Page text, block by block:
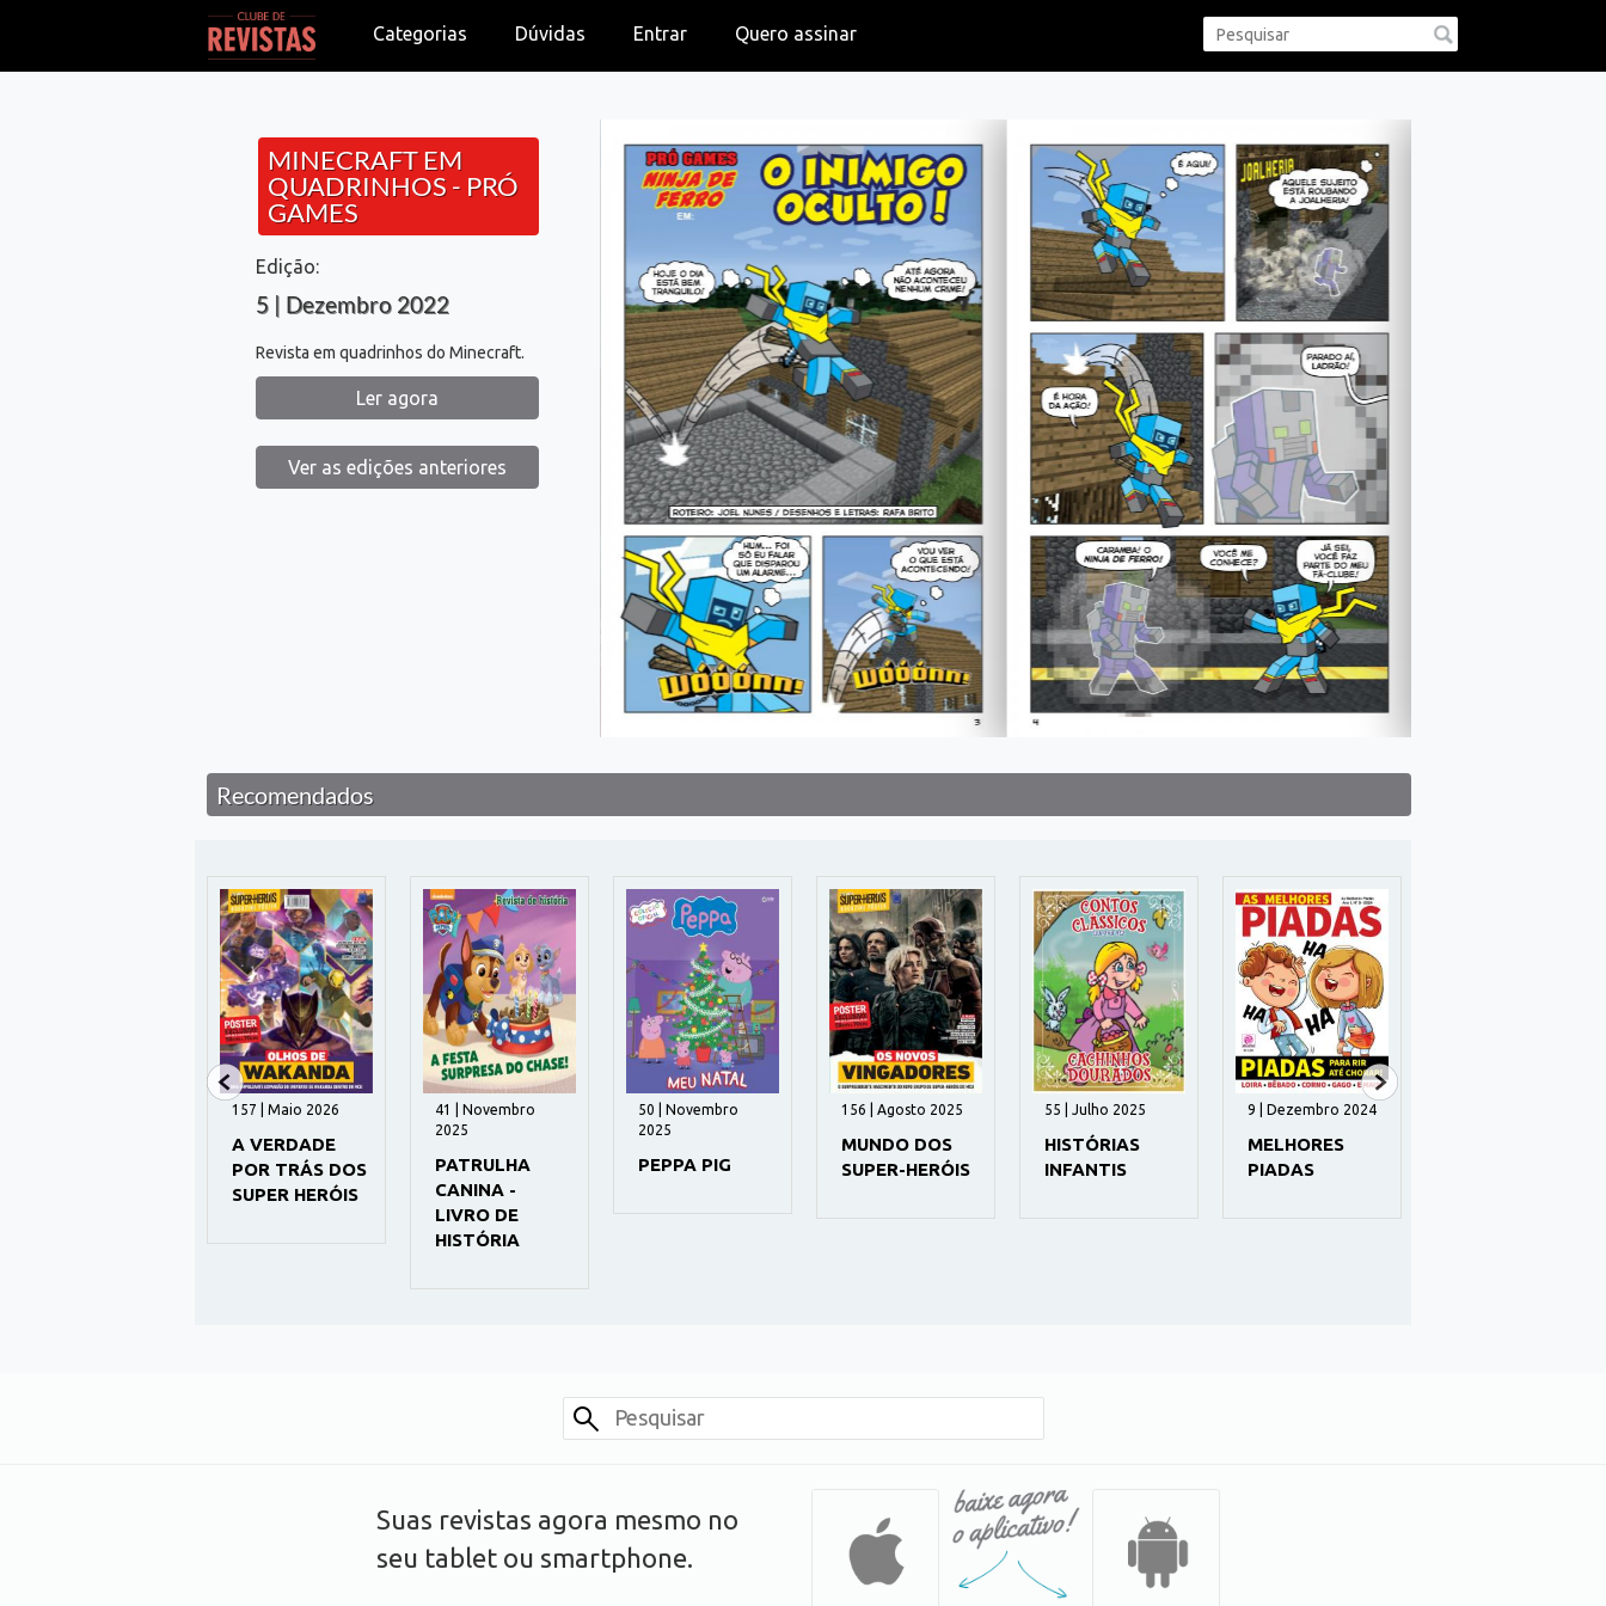
Categorias Dúvidas Entrar Quero assinar
MINECRAFT EM
QUADRINHOS - PRÓ
GAMES
Edição:
5 | Dezembro 2022
Revista em quadrinhos do Minecraft.
Ler agora
Ver as edições anteriores
Recomendados
157 | Maio 2026
A VERDADE
POR TRÁS DOS
SUPER HERÓIS
41 | Novembro
2025
PATRULHA
CANINA -
LIVRO DE
HISTÓRIA
50 | Novembro
2025
PEPPA PIG
156 | Agosto 2025
MUNDO DOS
SUPER-HERÓIS
55 | Julho 2025
HISTÓRIAS
INFANTIS
9 | Dezembro 2024
MELHORES
PIADAS
Suas revistas agora mesmo no
seu tablet ou smartphone.